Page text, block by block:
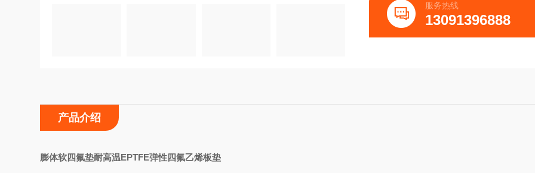
服务热线
13091396888
产品介绍
膨体软四氟垫耐高温EPTFE弹性四氟乙烯板垫